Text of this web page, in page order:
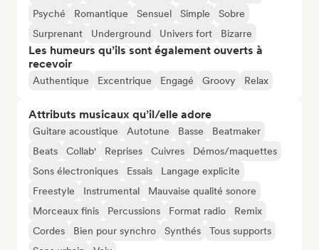
Psyché
Romantique Sensuel Simple
Sobre
Surprenant
Underground Univers fort Bizarre
Les humeurs qu’ils sont également ouverts à
recevoir
Authentique Excentrique Engagé Groovy Relax
Attributs musicaux qu’il/elle adore
Guitare acoustique Autotune Basse
Beatmaker
Beats
Collab' Reprises Cuivres
Démos/maquettes
Sons électroniques
Essais
Langage explicite
Freestyle
Instrumental
Mauvaise qualité sonore
Morceaux finis
Percussions Format radio
Remix
Cordes
Bien pour synchro Synthés
Tous supports